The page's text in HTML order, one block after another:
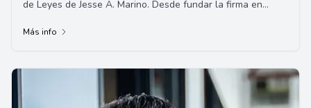
de Leyes de Jesse A. Marino. Desde fundar la firma en
Más info